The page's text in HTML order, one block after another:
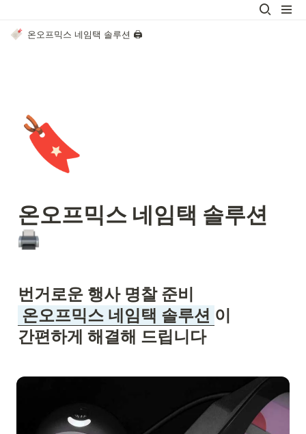
온오프믹스 네임택 솔루션 🖨️
🔖
온오프믹스 네임택 솔루션
온오프믹스 네임택 솔루션 이
간편하게 해결해 드립니다